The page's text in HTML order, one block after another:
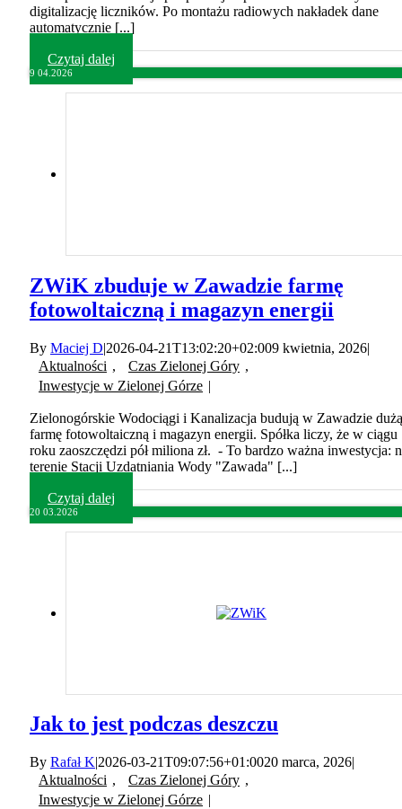
digitalizację liczników. Po montażu radiowych nakładek dane
automatycznie [...]
Czytaj dalej
9 04.2026
ZWiK zbuduje w Zawadzie farmę
fotowoltaiczną i magazyn energii
By Maciej D|2026-04-21T13:02:20+02:009 kwietnia, 2026|
Aktualności , Czas Zielonej Góry ,
Inwestycje w Zielonej Górze |
Zielonogórskie Wodociągi i Kanalizacja budują w Zawadzie dużą
farmę fotowoltaiczną i magazyn energii. Spółka liczy, że w ciągu
roku zaoszczędzi pół miliona zł. - To bardzo ważna inwestycja:
terenie Stacji Uzdatniania Wody "Zawada" [...]
Czytaj dalej
20 03.2026
Jak to jest podczas deszczu
By Rafał K|2026-03-21T09:07:56+01:0020 marca, 2026|
Aktualności , Czas Zielonej Góry ,
Inwestycje w Zielonej Górze |